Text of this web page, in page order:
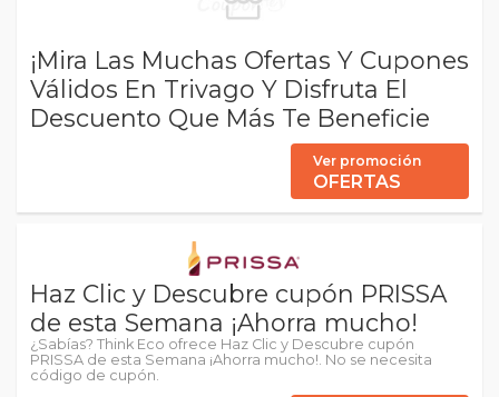
¡Mira Las Muchas Ofertas Y Cupones
Válidos En Trivago Y Disfruta El
Descuento Que Más Te Beneficie
Ver promoción
OFERTAS
Haz Clic y Descubre cupón PRISSA
de esta Semana ¡Ahorra mucho!
¿Sabías? Think Eco ofrece Haz Clic y Descubre cupón
PRISSA de esta Semana ¡Ahorra mucho!. No se necesita
código de cupón.